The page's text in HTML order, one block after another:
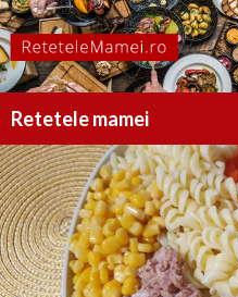
Retetele mamei
LA
CONȚINUT